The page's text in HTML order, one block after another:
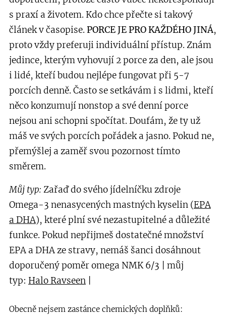
s praxí a životem. Kdo chce přečte si takový
článek v časopise. PORCE JE PRO KAŽDÉHO JINÁ,
proto vždy preferuji individuální přístup. Znám
jedince, kterým vyhovují 2 porce za den, ale jsou
i lidé, kteří budou nejlépe fungovat při 5-7
porcích denně. Často se setkávám i s lidmi, kteří
něco konzumují nonstop a své denní porce
nejsou ani schopni spočítat. Doufám, že ty už
máš ve svých porcích pořádek a jasno. Pokud ne,
přemýšlej a zaměř svou pozornost tímto
směrem.
Můj typ: Zařaď do svého jídelníčku zdroje
Omega-3 nenasycených mastných kyselin (EPA
a DHA), které plní své nezastupitelné a důležité
funkce. Pokud nepřijmeš dostatečné množství
EPA a DHA ze stravy, nemáš šanci dosáhnout
doporučený poměr omega NMK 6/3 | můj
typ: Halo Ravseen
Obecně nejsem zastánce chemických doplňků: